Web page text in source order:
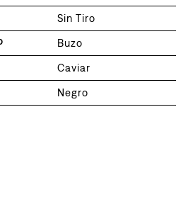
Sin Tiro
Buzo
Caviar
Negro